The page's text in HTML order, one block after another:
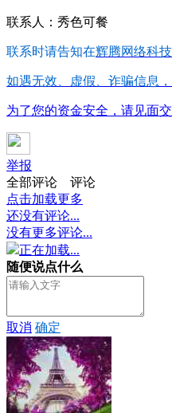
联系人：秀色可餐
联系时请告知在辉腾网络科
如遇无效、虚假、诈骗信息
为了您的资金安全，请见面
举报
全部评论
评论
点击加载更多
还没有评论...
没有更多评论...
正在加载...
随便说点什么
取消 确定